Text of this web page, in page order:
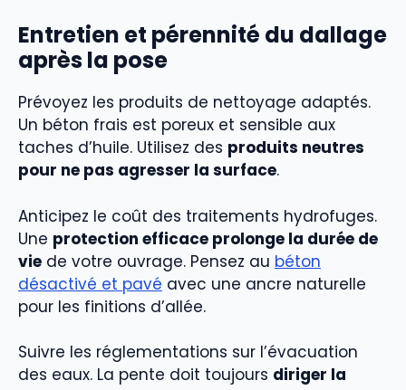
Entretien et pérennité du dallage
après la pose
Prévoyez les produits de nettoyage adaptés.
Un béton frais est poreux et sensible aux
taches d’huile. Utilisez des produits neutres
pour ne pas agresser la surface.
Anticipez le coût des traitements hydrofuges.
Une protection efficace prolonge la durée de
vie de votre ouvrage. Pensez au béton
désactivé et pavé avec une ancre naturelle
pour les finitions d’allée.
Suivre les réglementations sur l’évacuation
des eaux. La pente doit toujours diriger la